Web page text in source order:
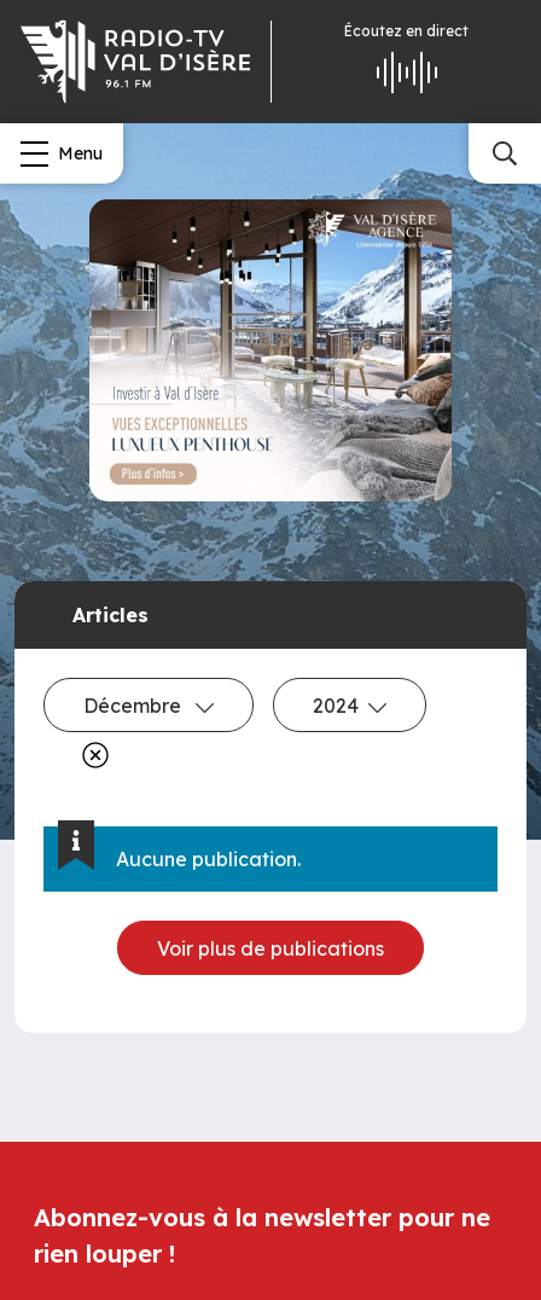
Écoutez en direct
Menu
Articles
Décembre 2024
Aucune publication.
Voir plus de publications
Abonnez-vous à la newsletter pour ne
rien louper !